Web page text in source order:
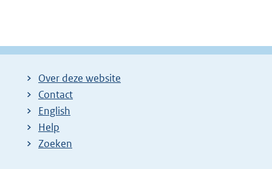
Over deze website
Contact
English
Help
Zoeken